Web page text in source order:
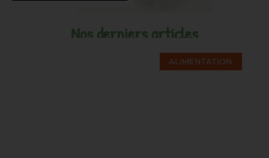
Nos derniers articles
ALIMENTATION